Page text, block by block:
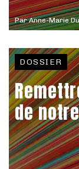
ParAnne-Marie
DOSSIER
de